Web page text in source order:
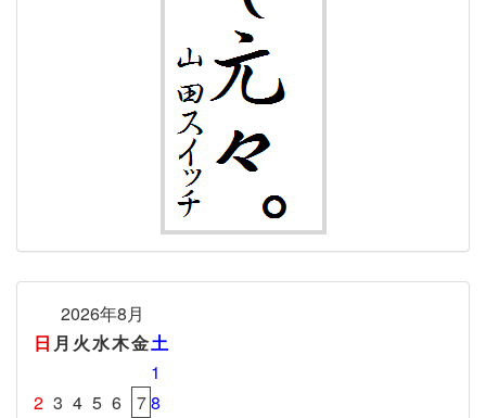
2026年8月
日 月 火水木金土
1
2 3 4 5 6 78